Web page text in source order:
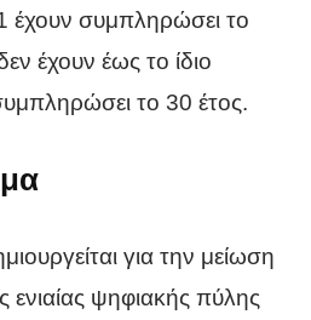
έχουν συμπληρώσει το
έχουν έως το ίδιο
το 30 έτος.
για την μείωση
ψηφιακής πύλης